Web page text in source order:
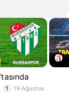
1 19 Ağustos